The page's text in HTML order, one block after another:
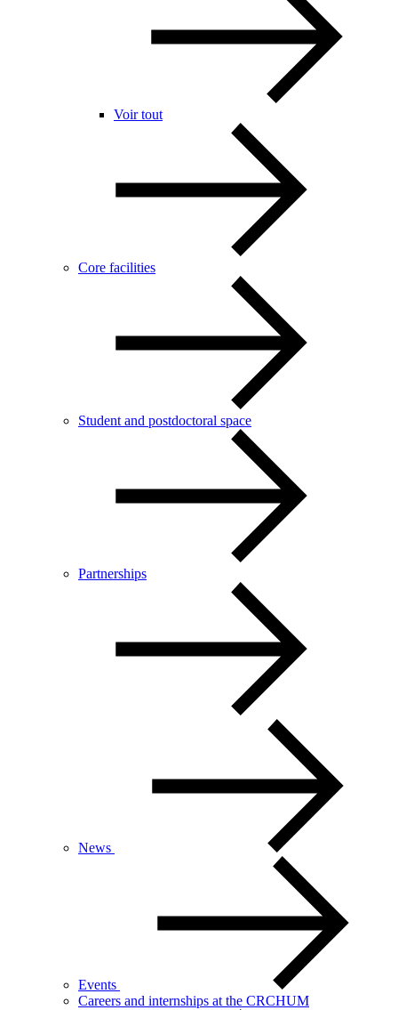
Voir tout
Core facilities
Student and postdoctoral space
Partnerships
News
Events
Careers and internships at the CRCHUM